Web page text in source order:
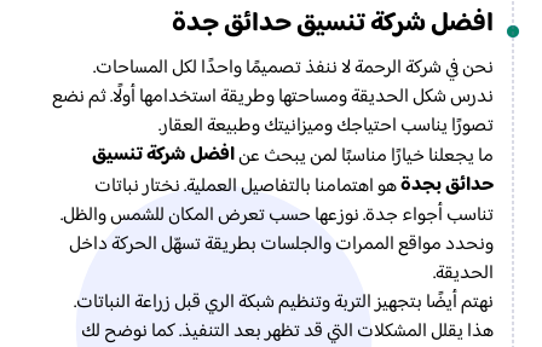
افضل شركة تنسيق حدائق جدة
نحن في شركة الرحمة لا ننفذ تصميمًا واحدًا لكل المساحات.
ندرس شكل الحديقة ومساحتها وطريقة استخدامها أولًا. ثم نضع
تصورًا يناسب احتياجك وميزانيتك وطبيعة العقار.
ما يجعلنا خيارًا مناسبًا لمن يبحث عنافضل شركة تنسيق
حدائق بجدةهو اهتمامنا بالتفاصيل العملية. نختار نباتات
تناسب أجواء جدة. نوزعها حسب تعرض المكان للشمس والظل.
ونحدد مواقع الممرات والجلسات بطريقة تسهّل الحركة داخل
الحديقة.
نهتم أيضًا بتجهيز التربة وتنظيم شبكة الري قبل زراعة النباتات.
هذا يقلل المشكلات التي قد تظهر بعد التنفيذ. كما نوضح لك